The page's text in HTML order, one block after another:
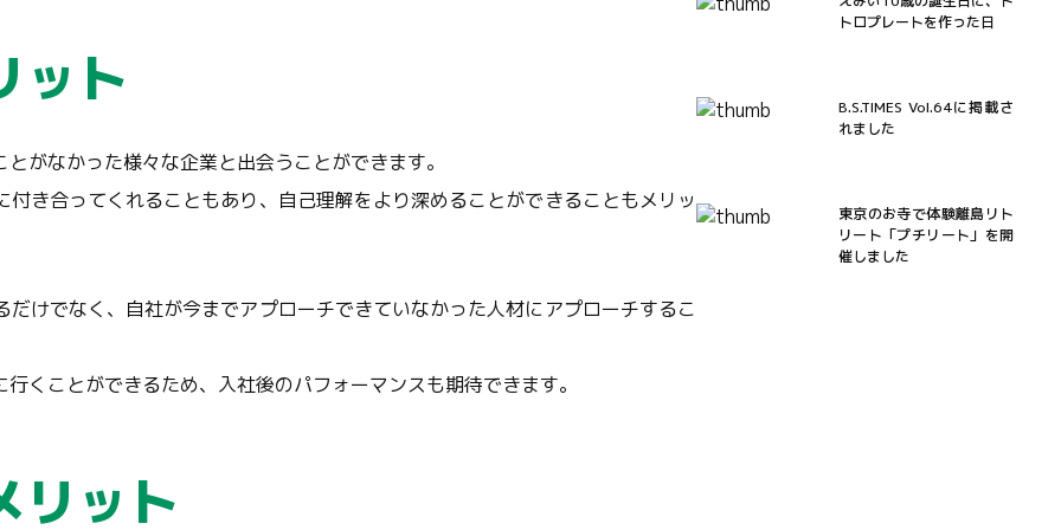
ット
がなかった様々な企業と出会うことができます。
き合ってくれることもあり、自己理解をより深めることができることもメリッ
けでなく、自社が今までアプローチできていなかった人材にアプローチするこ
くことができるため、入社後のパフォーマンスも期待できます。
リット
トロプレートを作った日
B.S.TIMES Vol.64に掲載さ
れました
東京のお寺で体験離島リト
リート「プチリート」を開
催しました